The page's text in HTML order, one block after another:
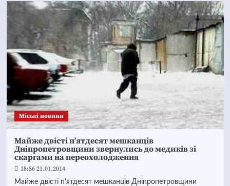
Mіські новини
Майже двісті п’ятдесят мешканців
Дніпропетровщини звернулись до медиків зі
скаргами на переохолодження
18:56 21.01.2014
Майже двісті п'ятдесят мешканців Дніпропетровщини